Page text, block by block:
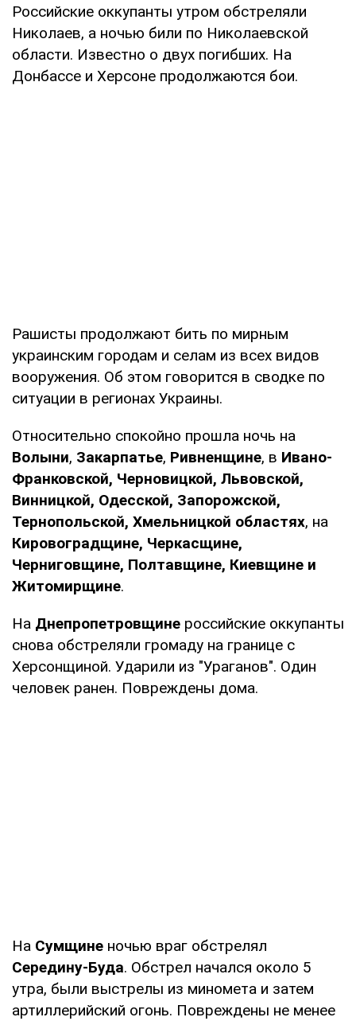
Российские оккупанты утром обстреляли
Николаев, а ночью били по Николаевской
области. Известно о двух погибших. На
Донбассе и Херсоне продолжаются бои.
Рашисты продолжают бить по мирным
украинским городам и селам из всех видов
вооружения. Об этом говорится в сводке по
ситуации в регионах Украины.
Относительно спокойно прошла ночь на
Волыни, Закарпатье, Ривненщине, в Ивано-
Франковской, Черновицкой, Львовской,
Винницкой, Одесской, Запорожской,
Тернопольской, Хмельницкой областях, на
Кировоградщине, Черкасщине,
Черниговщине, Полтавщине, Киевщине и
Житомирщине.
На Днепропетровщине российские оккупанты
снова обстреляли громаду на границе с
Херсонщиной. Ударили из "Ураганов". Один
человек ранен. Повреждены дома.
На Сумщине ночью враг обстрелял
Середину-Буда. Обстрел начался около 5
утра, были выстрелы из миномета и затем
артиллерийский огонь. Повреждены не менее